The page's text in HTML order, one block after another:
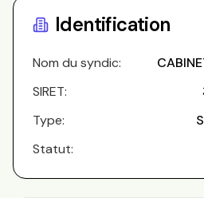
Identification
Nom du syndic:
SIRET:
Type:
Statut: